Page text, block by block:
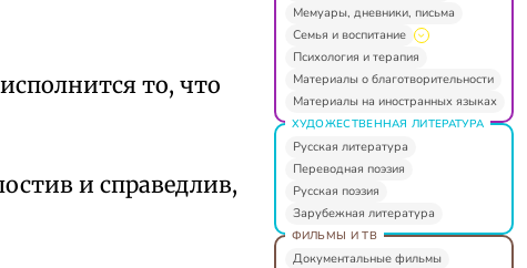
то, что
и справедлив,
Мемуары, дневники, письма
Семья и воспитание
Психология и терапия
Материалы о благотворительности
Материалы на иностранных языках
ХУДОЖЕСТВЕННАЯ ЛИТЕРАТУРА
Русская литература
Переводная поэзия
Русская поэзия
Зарубежная литература
ФИЛЬМЫ И ТВ
Документальные фильмы